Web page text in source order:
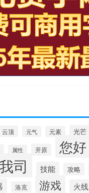
云顶 元气 元素 光芒
属性 开原 您好
司 技能 攻略
洛克 游戏 火线